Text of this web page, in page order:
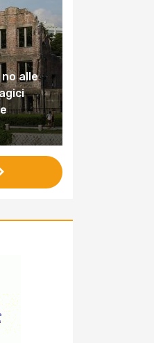
alle